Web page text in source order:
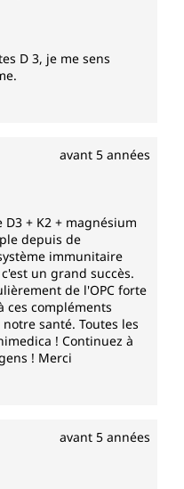
D 3, je me sens
avant 5 années
+ K2 + magnésium
depuis de
immunitaire
un grand succès.
de l'OPC forte
ces compléments
santé. Toutes les
! Continuez à
! Merci
avant 5 années